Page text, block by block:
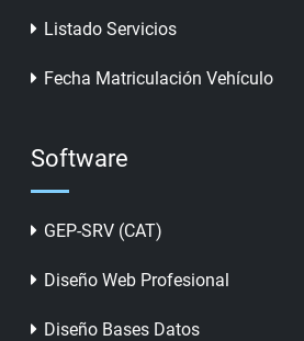
Listado Servicios
Fecha Matriculación Vehículo
Software
GEP-SRV (CAT)
Diseño Web Profesional
Diseño Bases Datos